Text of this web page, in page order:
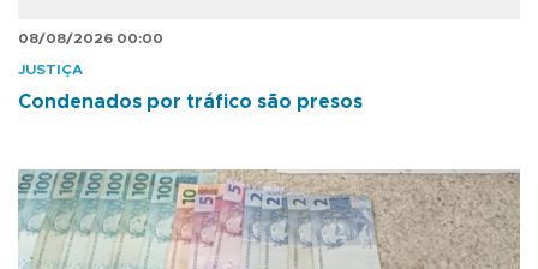
08/08/2026 00:00
JUSTIÇA
Condenados por tráfico são presos